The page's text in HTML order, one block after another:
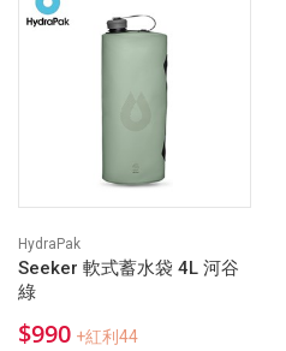
HydraPak
Seeker 軟式蓄水袋 4L 河谷
綠
$990 +紅利44